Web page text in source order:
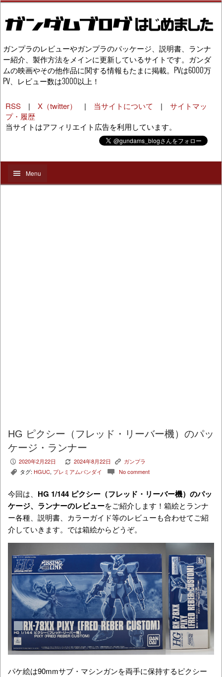
ガンプラのレビューやガンプラのパッケージ、説明書、ランナ
ー紹介、製作方法をメインに更新しているサイトです。ガンダ
ムの映画やその他作品に関する情報もたまに掲載。PVは6000万
PV、レビュー数は3000以上！
RSS | X（twitter） | 当サイトについて | サイトマッ
プ・履歴
当サイトはアフィリエイト広告を利用しています。
Menu
HG ピクシー（フレッド・リーバー機）のパッ
ケージ・ランナー
P 2020年2月22日 V 2024年8月22日 K ガンプラ
, タグ: HGUC, プレミアムバンダイ c No comment
今回は、 HG 1/144 ピクシー（フレッド・リーバー機） のパッ
ケージ、ランナーのレビューをご紹介します！箱絵とランナ
ー各種、説明書、カラーガイド等のレビューも合わせてご紹
介していきます。では箱絵からどうぞ。
パケ絵は90mmサブ・マシンガンを両手に保持するピクシー